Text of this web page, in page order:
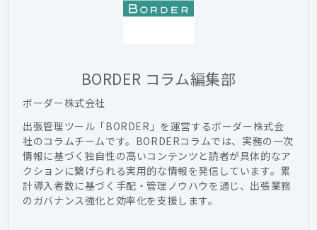
BORDER コラム編集部
ボーダー株式会社
出張管理ツール「BORDER」を運営するボーダー株式会
社のコラムチームです。BORDERコラムでは、実務の一次
情報に基づく独自性の高いコンテンツと読者が具体的なア
クションに繋げられる実用的な情報を発信しています。累
計導入者数に基づく手配・管理ノウハウを通じ、出張業務
のガバナンス強化と効率化を支援します。